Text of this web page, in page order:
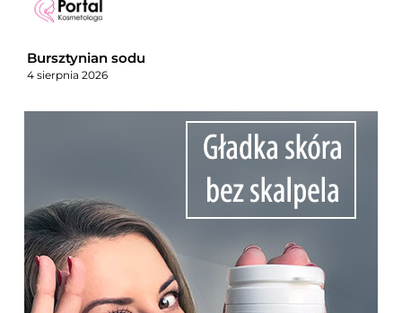
Bursztynian sodu
4 sierpnia 2026